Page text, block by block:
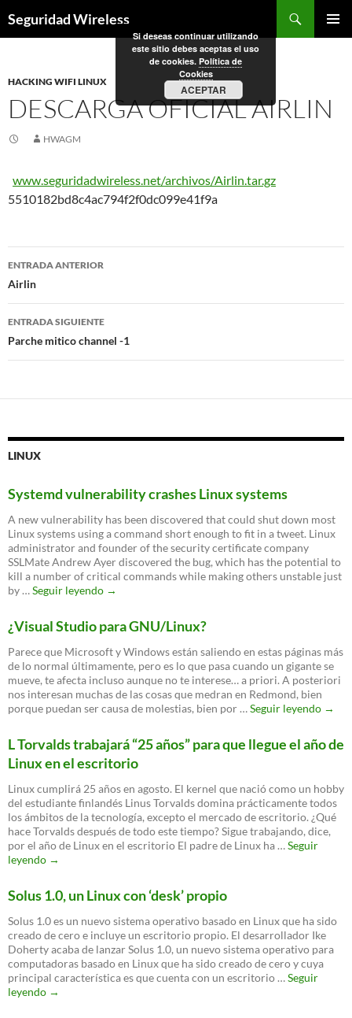
alSeguridad Wireless
HACKING WIFI LINUX
DESCARGA OFICIAL AIRLIN
HWAGM
www.seguridadwireless.net/archivos/Airlin.tar.gz
5510182bd8c4ac794f2f0dc099e41f9a
Navegación
de
entradas
ENTRADA ANTERIOR
Airlin
ENTRADA SIGUIENTE
Parche mitico channel -1
LINUX
Systemd vulnerability crashes Linux systems
A new vulnerability has been discovered that could shut down most
Linux systems using a command short enough to fit in a tweet. Linux
administrator and founder of the security certificate company
SSLMate Andrew Ayer discovered the bug, which has the potential to
kill a number of critical commands while making others unstable just
by …Seguir leyendo Systemd
Linux
systems
→
¿Visual Studio para GNU/Linux?
Parece que Microsoft y Windows están saliendo en estas páginas más
de lo normal últimamente, pero es lo que pasa cuando un gigante se
mueve, te afecta incluso aunque no te interese… a priori. A posteriori
nos interesan muchas de las cosas que medran en Redmond, bien
porque puedan ser causa de molestias, bien por …Seguir leyendo →
L Torvalds trabajará “25 años” para que llegue el año de
Linux en el escritorio
Linux cumplirá 25 años en agosto. El kernel que nació como un hobby
del estudiante finlandés Linus Torvalds domina prácticamente todos
los ámbitos de la tecnología, excepto el mercado de escritorio. ¿Qué
hace Torvalds después de todo este tiempo? Sigue trabajando, dice,
por el año de Linux en el escritorio El padre de Linux ha …Seguir
leyendo L
“25
años”
para
que
llegue
el
año
de
→
Solus 1.0, un Linux con ‘desk’ propio
Solus 1.0 es un nuevo sistema operativo basado en Linux que ha sido
creado de cero e incluye un escritorio propio. El desarrollador Ike
Doherty acaba de lanzar Solus 1.0, un nuevo sistema operativo para
computadoras basado en Linux que ha sido creado de cero y cuya
principal característica es que cuenta con un escritorio …Seguir
leyendo Solus
→
Si deseas continuar utilizando
este sitio debes aceptas el uso
de cookies. Política de
Cookies
ACEPTAR